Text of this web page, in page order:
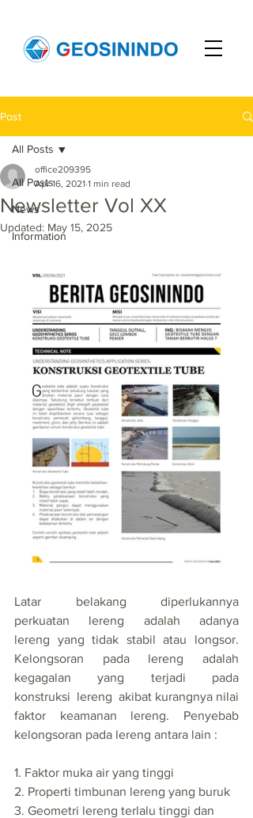
Post
All Posts
News
Information
All Posts
Newsletter Vol XX
office209395
Apr 16, 2021 1 min read
Updated: May 15, 2025
Latar  belakang  diperlukannya
perkuatan  lereng  adalah  adanya
lereng  yang  tidak  stabil  atau  longsor.
Kelongsoran  pada  lereng  adalah
kegagalan  yang  terjadi  pada
konstruksi  lereng  akibat kurangnya nilai
faktor keamanan lereng. Penyebab
kelongsoran pada lereng antara lain :
1. Faktor muka air yang tinggi
2. Properti timbunan lereng yang buruk
3. Geometri lereng terlalu tinggi dan